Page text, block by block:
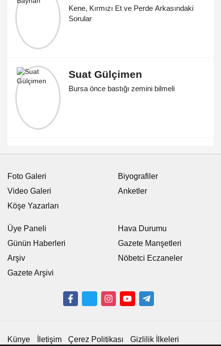
Kene, Kırmızı Et ve Perde Arkasındaki
Sorular
Suat Gülçimen
Bursa önce bastığı zemini bilmeli
Foto Galeri
Video Galeri
Köşe Yazarları
Biyografiler
Anketler
Üye Paneli
Günün Haberleri
Arşiv
Gazete Arşivi
Hava Durumu
Gazete Manşetleri
Nöbetci Eczaneler
Künye İletişim Çerez Politikası Gizlilik İlkeleri